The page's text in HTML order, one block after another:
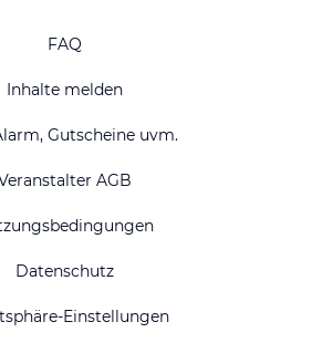
FAQ
Inhalte melden
Gutscheine uvm.
AGB
Datenschutz
Einstellungen